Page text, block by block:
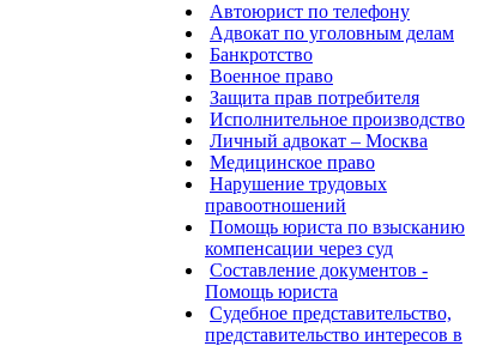
Автоюрист по телефону
Адвокат по уголовным делам
Банкротство
Военное право
Защита прав потребителя
Исполнительное производство
Личный адвокат – Москва
Медицинское право
Нарушение трудовых
правоотношений
Помощь юриста по взысканию
компенсации через суд
Составление документов -
Помощь юриста
Судебное представительство,
представительство интересов в